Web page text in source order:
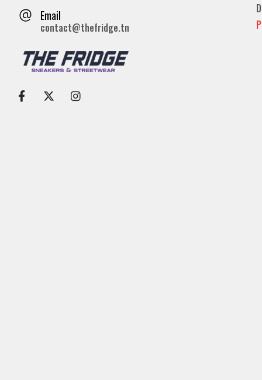
Email
contact@thefridge.tn